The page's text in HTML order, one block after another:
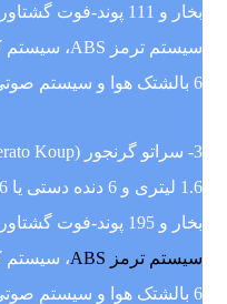
بخار و 111 پوند-
6 بالشتک هوا و سیستم صوتی با 6 بلندگو است.
بخار و 195 پوند-فوت گشتاور ارائه می‌دهد. این خودرو دارای
سیستم ترمز ABS
6 بالشتک هوا و سیستم صوتی با 6 بلندگو است.